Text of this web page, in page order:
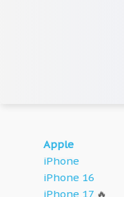
Apple
iPhone
iPhone 16
iPhone 17 🔥